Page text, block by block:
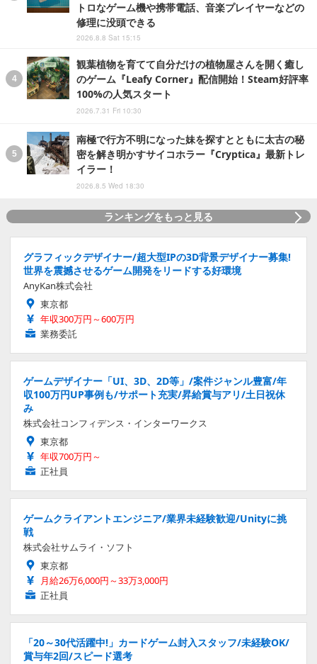
トロなゲーム機や携帯電話、音楽プレイヤーなどの
修理に没頭できる
2026.8.8 Sat 15:15
観葉植物を育てて自分だけの植物屋さんを開く癒し
のゲーム『Leafy Corner』配信開始！Steam好評率
100%の人気スタート
2026.7.31 Fri 10:30
南極で行方不明になった妹を探すとともに太古の秘
密を解き明かすサイコホラー『Cryptica』最新トレ
イラー！
2026.8.5 Wed 18:30
ランキングをもっと見る
グラフィックデザイナー/超大型IPの3D背景デザイナー募集!
世界を震撼させるゲーム開発をリードする好環境
AnyKan株式会社
東京都
年収300万円～600万円
業務委託
ゲームデザイナー「UI、3D、2D等」/案件ジャンル豊富/年
収100万円UP事例も/サポート充実/昇給賞与アリ/土日祝休
み
株式会社コンフィデンス・インターワークス
東京都
年収700万円～
正社員
ゲームクライアントエンジニア/業界未経験歓迎/Unityに挑
戦
株式会社サムライ・ソフト
東京都
月給26万6,000円～33万3,000円
正社員
「20～30代活躍中!」カードゲーム封入スタッフ/未経験OK/
賞与年2回/スピード選考